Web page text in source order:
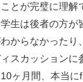
とが完璧に理解
生は後者の方が
からなかったり
スカッションに
ヶ月間、本当に